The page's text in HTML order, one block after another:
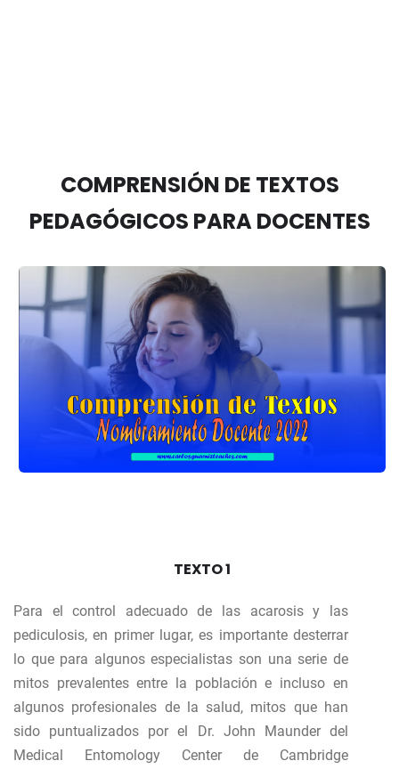
COMPRENSIÓN DE TEXTOS
PEDAGÓGICOS PARA DOCENTES
TEXTO 1
Para el control adecuado de las acarosis y las
pediculosis, en primer lugar, es importante desterrar
lo que para algunos especialistas son una serie de
mitos prevalentes entre la población e incluso en
algunos profesionales de la salud, mitos que han
sido puntualizados por el Dr. John Maunder del
Medical Entomology Center de Cambridge